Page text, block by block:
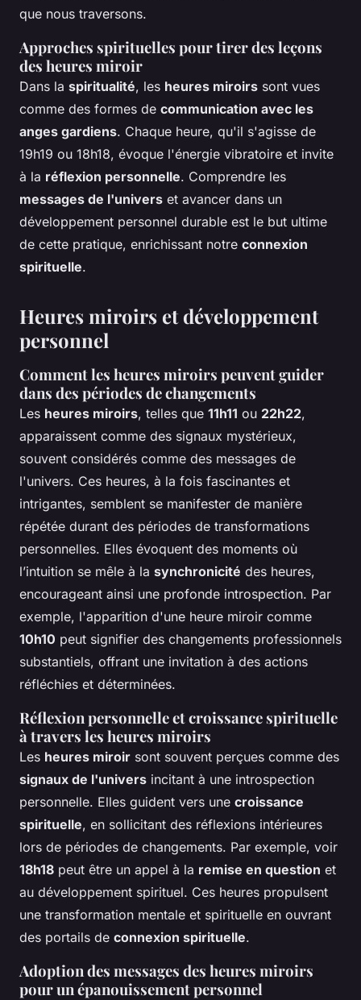
que nous traversons.
Approches spirituelles pour tirer des leçons
des heures miroir
Dans la spiritualité, les heures miroirs sont vues
comme des formes de communication avec les
anges gardiens. Chaque heure, qu'il s'agisse de
19h19 ou 18h18, évoque l'énergie vibratoire et invite
à la réflexion personnelle. Comprendre les
messages de l'univers et avancer dans un
développement personnel durable est le but ultime
de cette pratique, enrichissant notre connexion
spirituelle.
Heures miroirs et développement
personnel
Comment les heures miroirs peuvent guider
dans des périodes de changements
Les heures miroirs, telles que 11h11 ou 22h22,
apparaissent comme des signaux mystérieux,
souvent considérés comme des messages de
l'univers. Ces heures, à la fois fascinantes et
intrigantes, semblent se manifester de manière
répétée durant des périodes de transformations
personnelles. Elles évoquent des moments où
l’intuition se mêle à la synchronicité des heures,
encourageant ainsi une profonde introspection. Par
exemple, l'apparition d'une heure miroir comme
10h10 peut signifier des changements professionnels
substantiels, offrant une invitation à des actions
réfléchies et déterminées.
Réflexion personnelle et croissance spirituelle
à travers les heures miroirs
Les heures miroir sont souvent perçues comme des
signaux de l'univers incitant à une introspection
personnelle. Elles guident vers une croissance
spirituelle, en sollicitant des réflexions intérieures
lors de périodes de changements. Par exemple, voir
18h18 peut être un appel à la remise en question et
au développement spirituel. Ces heures propulsent
une transformation mentale et spirituelle en ouvrant
des portails de connexion spirituelle.
Adoption des messages des heures miroirs
pour un épanouissement personnel